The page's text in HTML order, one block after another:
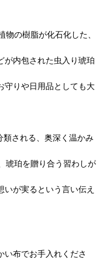
の樹脂が化石化した、
が内包された虫入り琥珀
守りや日用品としても大
される、奥深く温かみ
琥珀を贈り合う習わしが
いが実るという言い伝え
い布でお手入れくださ